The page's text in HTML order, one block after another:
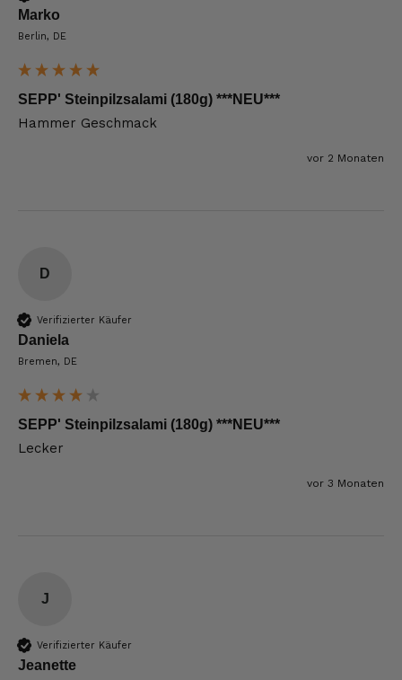
Marko
Berlin, DE
SEPP' Steinpilzsalami (180g) ***NEU***
Hammer Geschmack
vor 2 Monaten
D
Verifizierter Käufer
Daniela
Bremen, DE
SEPP' Steinpilzsalami (180g) ***NEU***
Lecker
vor 3 Monaten
J
Verifizierter Käufer
Jeanette